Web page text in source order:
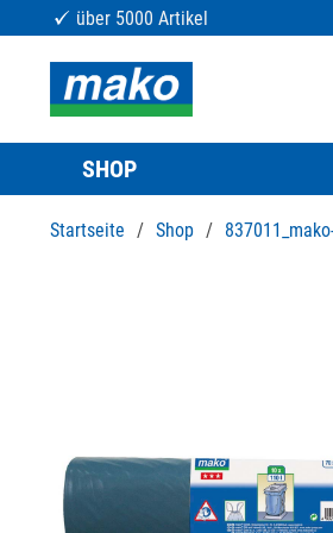
über 5000 Artikel
SHOP
Startseite / Shop /